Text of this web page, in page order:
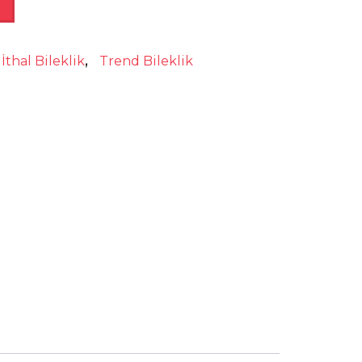
İthal Bileklik, Trend Bileklik